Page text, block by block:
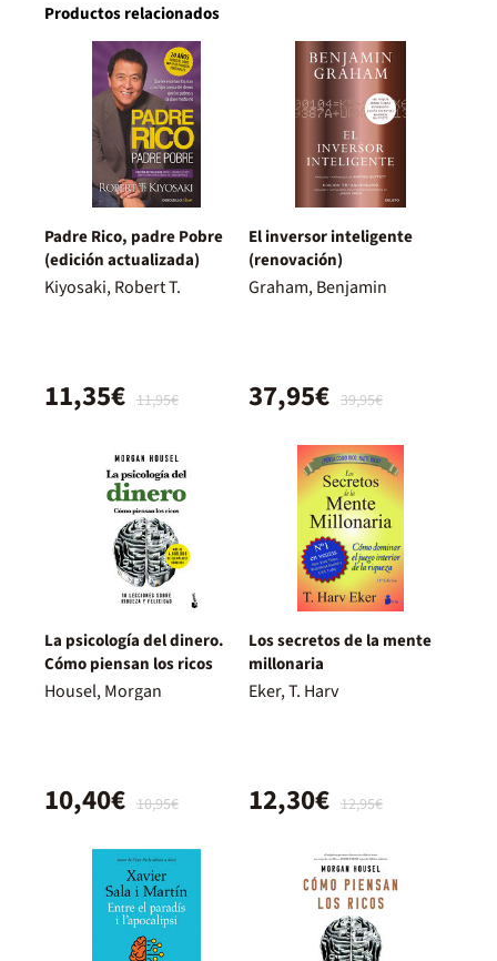
Productos relacionados
Padre Rico, padre Pobre
(edición actualizada)
Kiyosaki, Robert T.
11,95€
11,35€
El inversor inteligente
(renovación)
Graham, Benjamin
39,95€
37,95€
La psicología del dinero.
Cómo piensan los ricos
Housel, Morgan
10,95€
10,40€
Los secretos de la mente
millonaria
Eker, T. Harv
12,95€
12,30€